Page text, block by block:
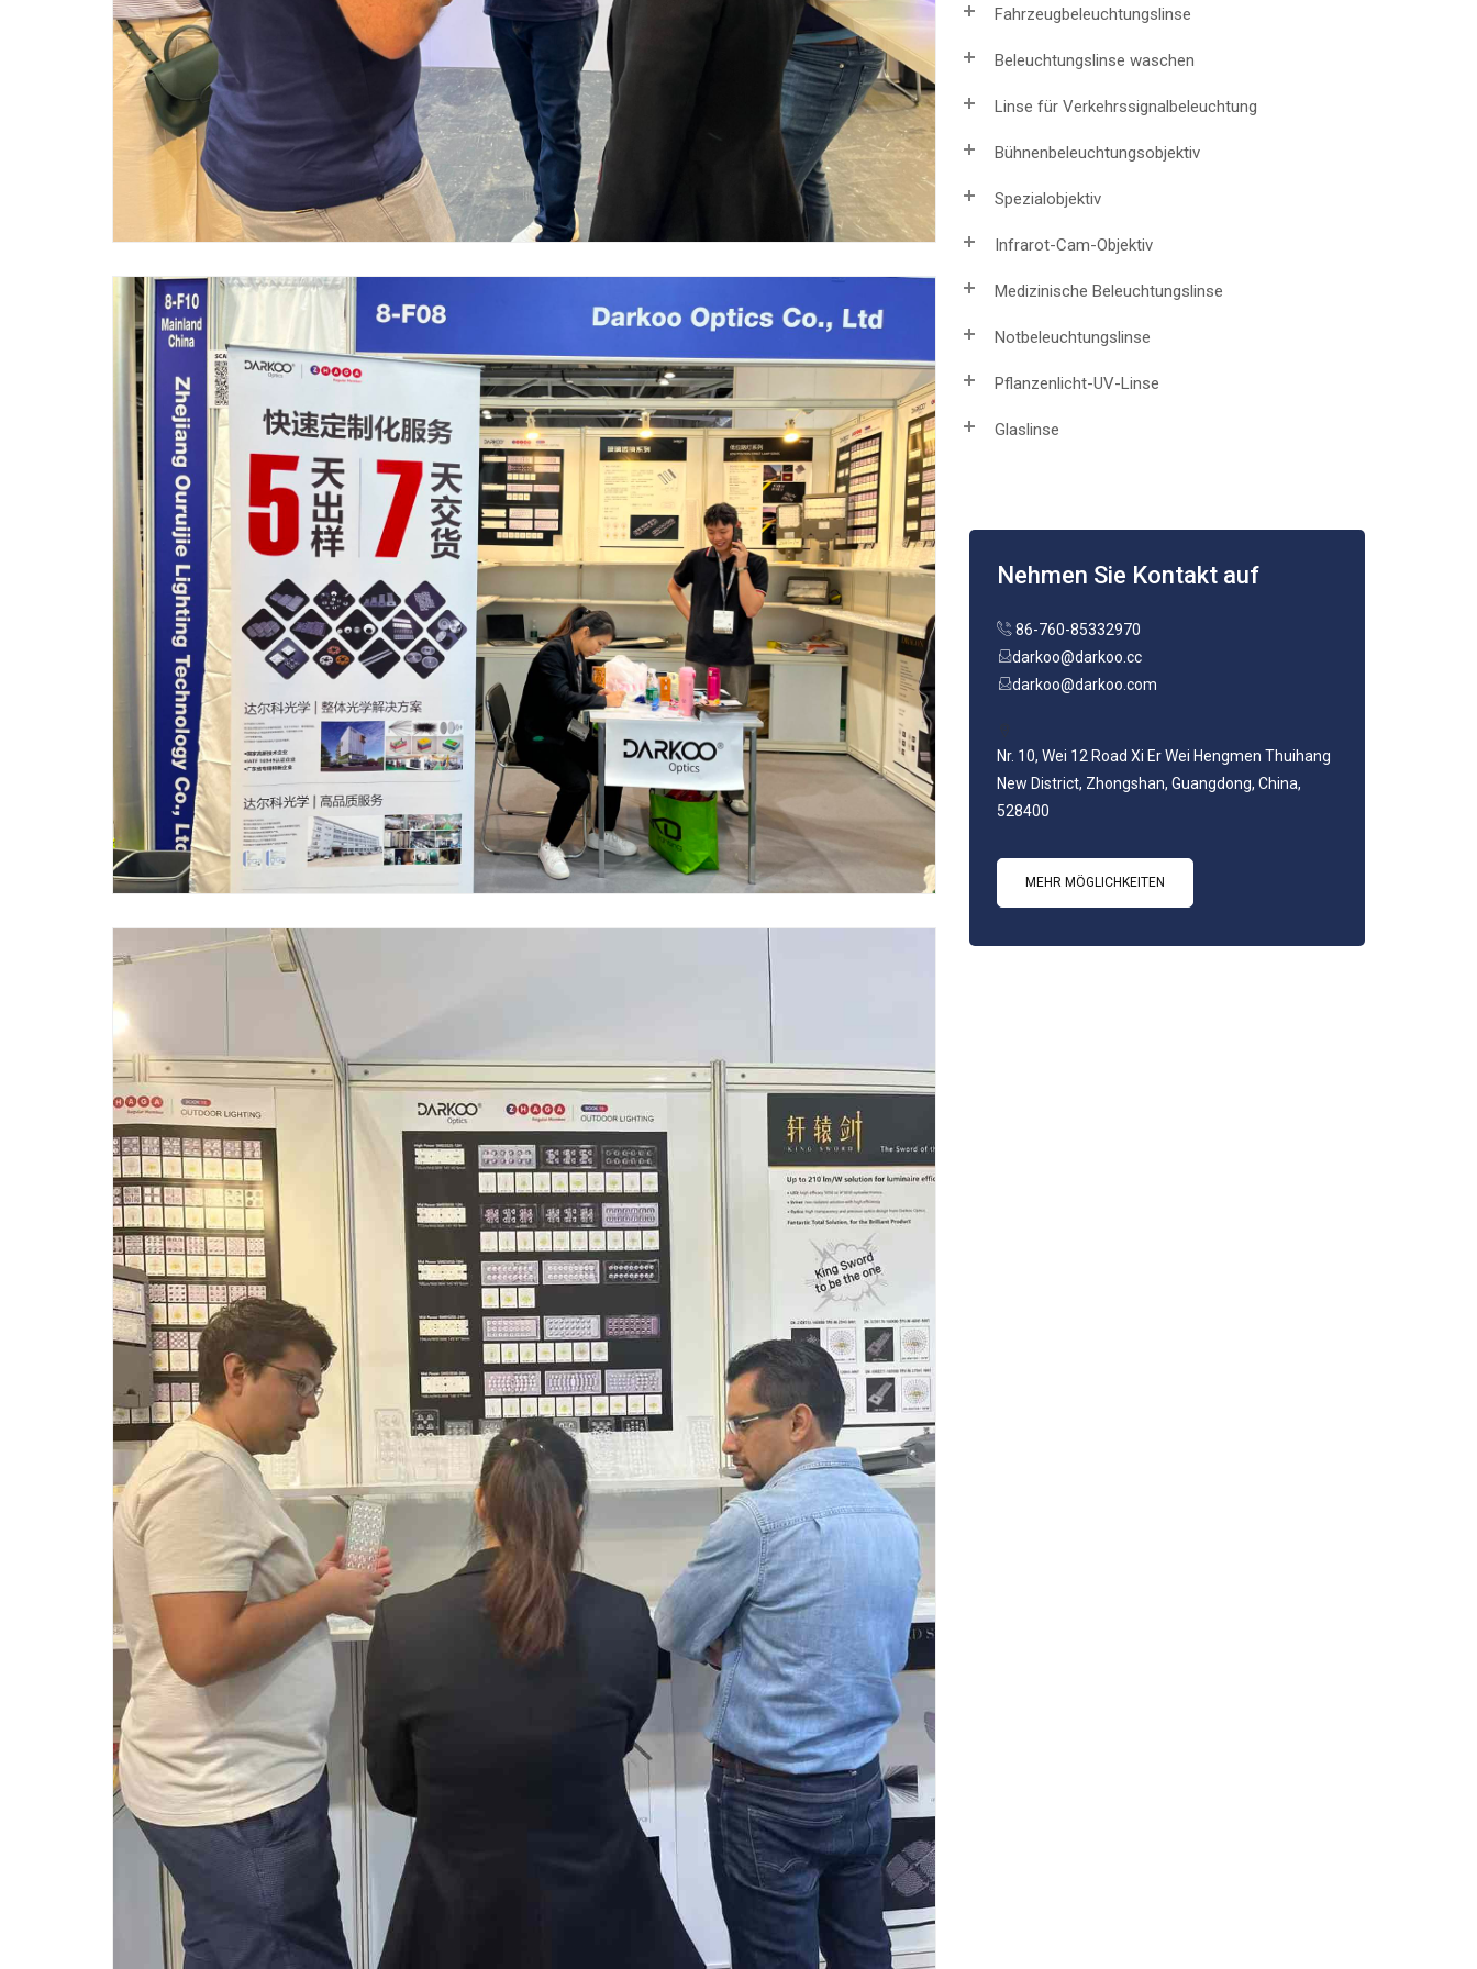
Fahrzeugbeleuchtungslinse
Beleuchtungslinse waschen
Linse für Verkehrssignalbeleuchtung
Bühnenbeleuchtungsobjektiv
Spezialobjektiv
Infrarot-Cam-Objektiv
Medizinische Beleuchtungslinse
Notbeleuchtungslinse
Pflanzenlicht-UV-Linse
Glaslinse
Nehmen Sie Kontakt auf
86-760-85332970
darkoo@darkoo.cc
darkoo@darkoo.com
Nr. 10, Wei 12 Road Xi Er Wei Hengmen Thuihang
New District, Zhongshan, Guangdong, China,
528400
MEHR MÖGLICHKEITEN